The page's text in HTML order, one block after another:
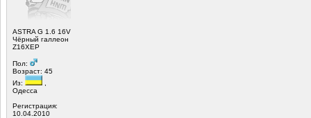
ASTRA G 1.6 16V
Чёрный галлеон
Z16ХЕР
Пол:
Возраст: 45
Из:
Одесса
Регистрация:
10.04.2010